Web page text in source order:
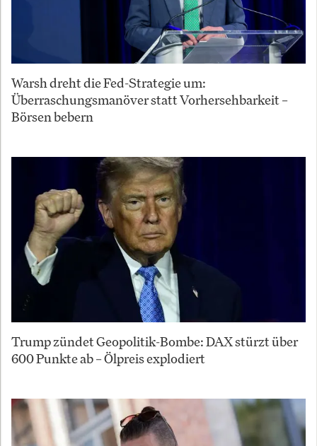
Warsh dreht die Fed-Strategie um:
Überraschungsmanöver statt Vorhersehbarkeit –
Börsen bebern
Trump zündet Geopolitik-Bombe: DAX stürzt über
600 Punkte ab – Ölpreis explodiert